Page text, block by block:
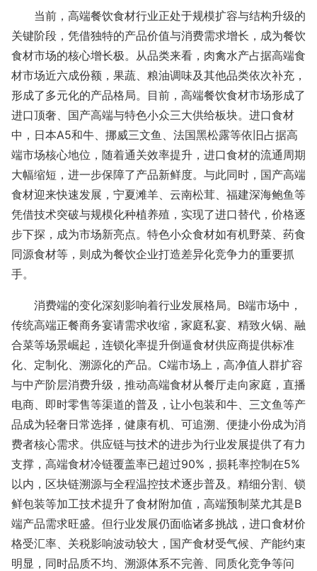
当前，高端餐饮食材行业正处于规模扩容与结构升级的
关键阶段，凭借独特的产品价值与消费需求增长，成为餐饮
食材市场的核心增长极。从品类来看，肉禽水产占据高端食
材市场近六成份额，果蔬、粮油调味及其他品类依次补充，
形成了多元化的产品格局。目前，高端餐饮食材市场形成了
进口顶奢、国产高端与特色小众三大供给板块。进口食材
中，日本A5和牛、挪威三文鱼、法国黑松露等依旧占据高
端市场核心地位，随着通关效率提升，进口食材的流通周期
大幅缩短，进一步保障了产品新鲜度。与此同时，国产高端
食材迎来快速发展，宁夏滩羊、云南松茸、福建深海鲍鱼等
凭借技术突破与规模化种植养殖，实现了进口替代，价格逐
步下探，成为市场新亮点。特色小众食材如有机野菜、药食
同源食材等，则成为餐饮企业打造差异化竞争力的重要抓
手。
消费端的变化深刻影响着行业发展格局。 B端市场中，
传统高端正餐商务宴请需求收缩，家庭私宴、精致火锅、融
合菜等场景崛起，连锁化率提升倒逼食材供应商提供标准
化、定制化、溯源化的产品。C端市场上，高净值人群扩容
与中产阶层消费升级，推动高端食材从餐厅走向家庭，直播
电商、即时零售等渠道的普及，让小包装和牛、三文鱼等产
品成为轻奢日常选择，健康有机、可追溯、便捷小份成为消
费者核心需求。供应链与技术的进步为行业发展提供了有力
支撑，高端食材冷链覆盖率已超过90%，损耗率控制在5%
以内，区块链溯源与全程温控技术逐步普及。精细分割、锁
鲜包装等加工技术提升了食材附加值，高端预制菜尤其是B
端产品需求旺盛。但行业发展仍面临诸多挑战，进口食材价
格受汇率、关税影响波动较大，国产食材受气候、产能约束
明显，同时品质不均、溯源体系不完善、同质化竞争等问